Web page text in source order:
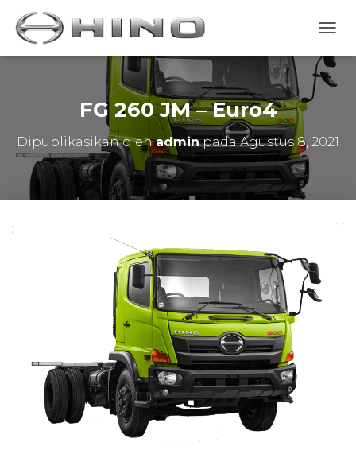
O
G
G
A
FG 260 JM – Euro4
Dipublikasikan olehadminpadaAgustus 8, 2021